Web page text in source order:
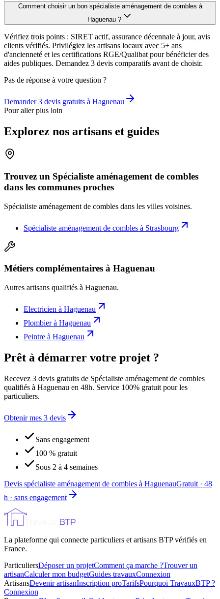
Comment choisir un bon spécialiste aménagement de combles à
Haguenau ?
Vérifiez trois points : SIRET actif, assurance décennale à jour, avis
clients vérifiés. Privilégiez les artisans locaux avec 5+ ans
d'ancienneté et les certifications RGE/Qualibat pour bénéficier des
aides publiques. Demandez 3 devis comparatifs avant de choisir.
Pas de réponse à votre question ?
Demander 3 devis gratuits à Haguenau
Pour aller plus loin
Explorez nos artisans et guides
Trouvez un Spécialiste aménagement de combles
dans les communes proches
Spécialiste aménagement de combles dans les villes voisines.
Spécialiste aménagement de combles à Strasbourg
Métiers complémentaires à Haguenau
Autres artisans qualifiés à Haguenau.
Electricien à Haguenau
Plombierà Haguenau
Peintre à Haguenau
Prêt à démarrer votre projet ?
Recevez 3 devis gratuits de Spécialiste aménagement de combles
qualifiés à Haguenau en 48h. Service 100% gratuit pour les
particuliers.
Obtenir mes 3 devis
Sans engagement
100 % gratuit
Sous 2 à 4 semaines
Devis spécialiste aménagement de combles à HaguenauGratuit · 48
h · sans engagement
La plateforme qui connecte particuliers et artisans BTP vérifiés en
France.
ParticuliersDéposer un projetComment ça marche ?Trouver un
artisanCalculer mon budgetGuides travauxConnexion
ArtisansDevenir artisanInscription proTarifsPourquoi TravauxBTP ?
Connexion